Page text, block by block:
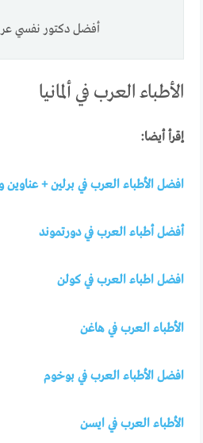
أفضل دكتور نفسي عربي
الأطباء العرب في ألمانيا
إقرأ أيضا:
افضل الأطباء العرب في برلين + عناوين
أفضل أطباء العرب في دورتموند
افضل اطباء العرب في كولن
الأطباء العرب في هاغن
افضل الأطباء العرب في بوخوم
الأطباء العرب في ايسن